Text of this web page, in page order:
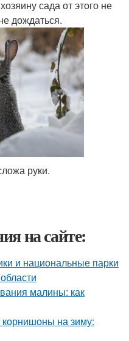
сада от этого не
дождаться.
руки.
на сайте:
и национальные парки
малины: как
на зиму: